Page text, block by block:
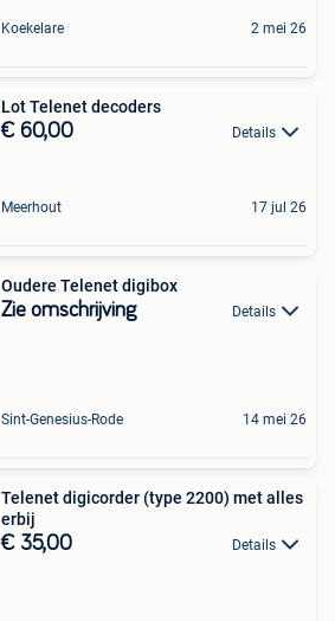
Koekelare 2 mei 26
Lot Telenet decoders
€ 60,00 Details
Meerhout 17 jul 26
Oudere Telenet digibox
Zie omschrijving Details
Sint-Genesius-Rode 14 mei 26
Telenet digicorder (type 2200) met alles
erbij
€ 35,00 Details